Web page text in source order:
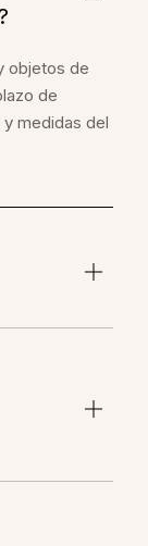
objetos de
de
medidas del